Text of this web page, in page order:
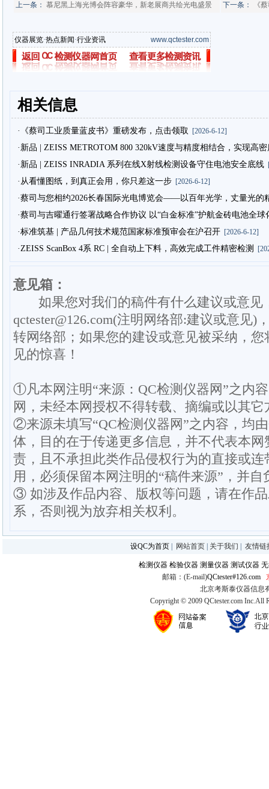
上一条： 慕尼黑上海光博会阵容豪华，新老展商共绘光电盛景 下一条： 《
仪器展览·热点新闻·行业资讯 www.qctester.com
相关信息
·《蔡司工业质量蓝皮书》重磅发布，点击领取 [2026-6-12]
·新品 | ZEISS METROTOM 800 320kV速度与精度相结合，实现高
·新品 | ZEISS INRADIA 系列在线X射线检测设备守住电池安全底线
·从看懂图纸，到真正会用，你只差这一步[2026-6-12]
·蔡司与您相约2026长春国际光电博览会——以百年光学，丈量光的
·蔡司与吉曜通行签署战略合作协议 以“白金标准”护航金砖电池全球
·标准筑基 | 产品几何技术规范国家标准预审会在沪召开[2026-6-12]
·ZEISS ScanBox 4系 RC | 全自动上下料，高效完成工件精密检测
意见箱：
如果您对我们的稿件有什么建议或意见
qctester@126.com(注明网络部:建议或意见)
转网络部；如果您的建设或意见被采纳，
见的惊喜！
①凡本网注明“来源：QC检测仪器网”之内
网，未经本网授权不得转载、摘编或以其它
②来源未填写“QC检测仪器网”之内容，均
体，目的在于传递更多信息，并不代表本
责，且不承担此类作品侵权行为的直接或
用，必须保留本网注明的“稿件来源”，并
③ 如涉及作品内容、版权等问题，请在作
系，否则视为放弃相关权利。
设QC为首页 网站首页 关于我们 友情链
检测仪器 检验仪器 测量仪器 测试仪器
邮箱：(E-mail)QCtester#126.com
北京考斯泰仪器信息
Copyright © 2009 QCtester.com Inc.All